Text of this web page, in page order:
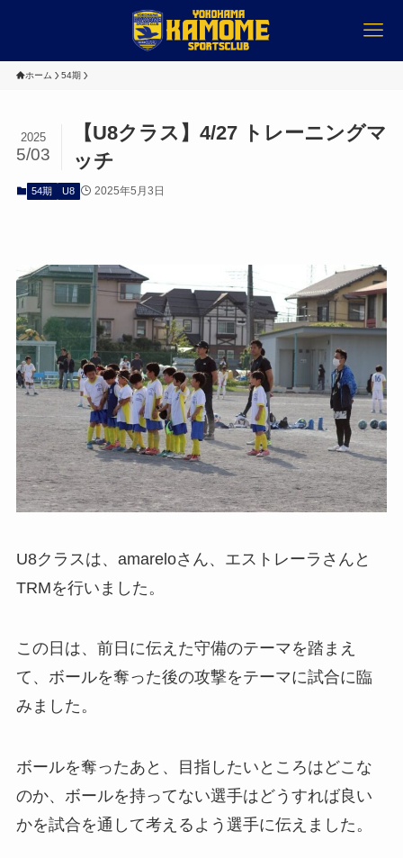
ホーム 54期
【U8クラス】4/27 トレーニングマ
ッチ
2025
5/03
54期 U8 2025年5月3日
U8クラスは、amareloさん、エストレーラさんと
TRMを行いました。
この日は、前日に伝えた守備のテーマを踏まえ
て、ボールを奪った後の攻撃をテーマに試合に臨
みました。
ボールを奪ったあと、目指したいところはどこな
のか、ボールを持ってない選手はどうすれば良い
かを試合を通して考えるよう選手に伝えました。